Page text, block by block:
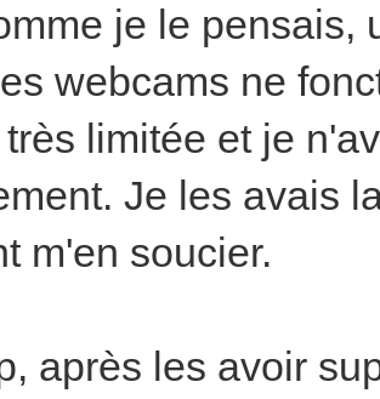
je le pensais,
webcams ne
limitée et je
Je les avais
m'en soucier.
après les avoir